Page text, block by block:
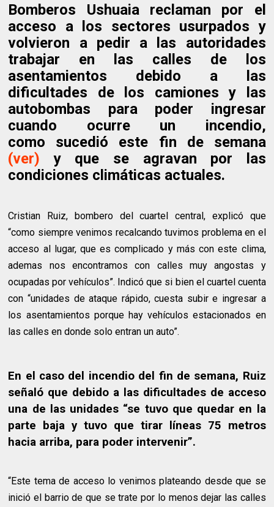
Bomberos Ushuaia reclaman por el
acceso a los sectores usurpados y
volvieron a pedir a las autoridades
trabajar en las calles de los
asentamientos debido a las
dificultades de los camiones y las
autobombas para poder ingresar
cuando ocurre un incendio,
como sucedió este fin de semana
(ver) y que se agravan por las
condiciones climáticas actuales.
Cristian Ruiz, bombero del cuartel central, explicó que
“como siempre venimos recalcando tuvimos problema en el
acceso al lugar, que es complicado y más con este clima,
ademas nos encontramos con calles muy angostas y
ocupadas por vehículos”. Indicó que si bien el cuartel cuenta
con “unidades de ataque rápido, cuesta subir e ingresar a
los asentamientos porque hay vehículos estacionados en
las calles en donde solo entran un auto”.
En el caso del incendio del fin de semana, Ruiz
señaló que debido a las dificultades de acceso
una de las unidades “se tuvo que quedar en la
parte baja y tuvo que tirar líneas 75 metros
hacia arriba, para poder intervenir”.
“Este tema de acceso lo venimos plateando desde que se
inició el barrio de que se trate por lo menos dejar las calles